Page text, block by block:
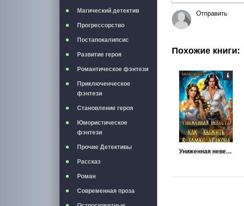
Магический детектив
Прогрессорство
Постапокалипсис
Развитие героя
Романтическое фэнтези
Приключенческое
фэнтези
Становление героя
Юмористическое
фэнтези
Прочие Детективы
Рассказ
Роман
Современная проза
Отправить
Похожие книги:
Униженная невеста. Как выжить в замке Дракона